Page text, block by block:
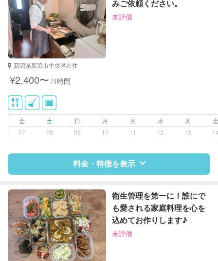
サポートの特徴
資格 なし
対応可能/特徴
家庭料理
みご依頼ください。
未評価
新潟県新潟市中央区在住
¥2,400〜 /1時間
金 土 日 月 火 水 木
07
08 09 10 11 12 13
料金・特徴を表示
特徴 料金 レビュー
サポートの特徴
資格 調理師
衛生管理を第一に！誰にで
も愛される家庭料理を心を
込めてお作りします♪
未評価